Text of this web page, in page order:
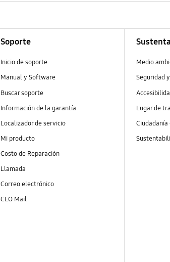
Soporte
Inicio de soporte
Manual y Software
Buscar soporte
Información de la garantía
Localizador de servicio
Mi producto
Costo de Reparación
Llamada
Correo electrónico
CEO Mail
Medio
Seguridad
Lugar de